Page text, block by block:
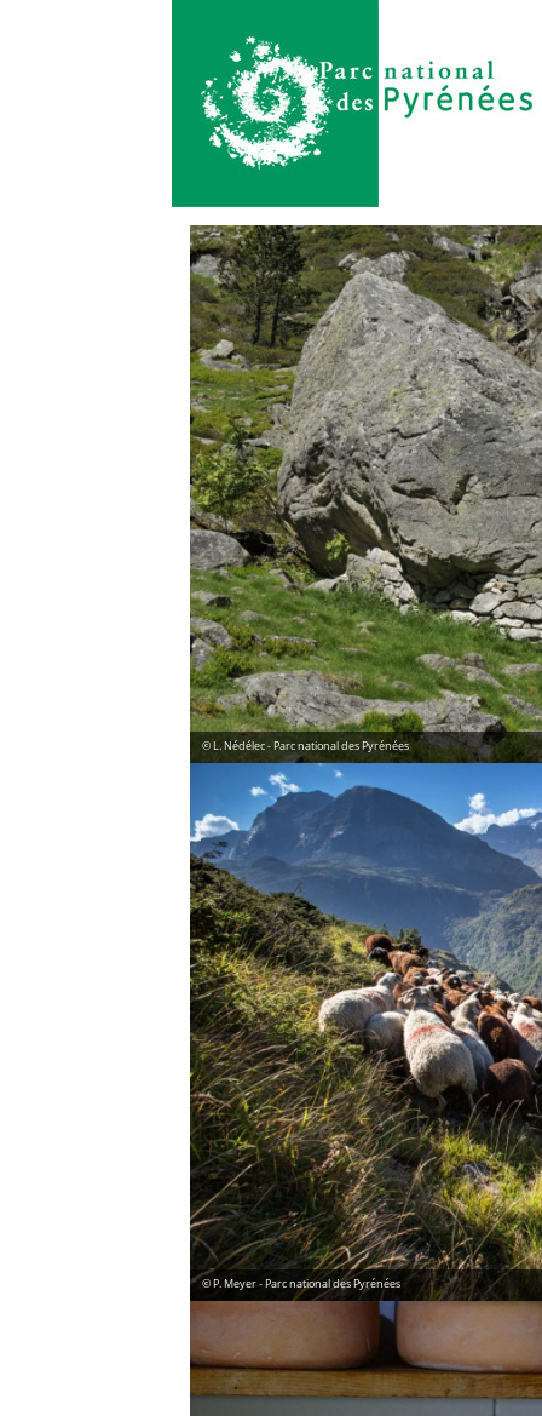
© L. Nédélec - Parc national des Pyrénées
© P. Meyer - Parc national des Pyrénées